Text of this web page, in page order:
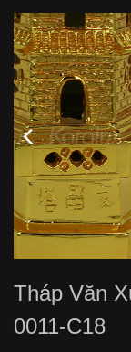
Tháp Văn
0011-C18